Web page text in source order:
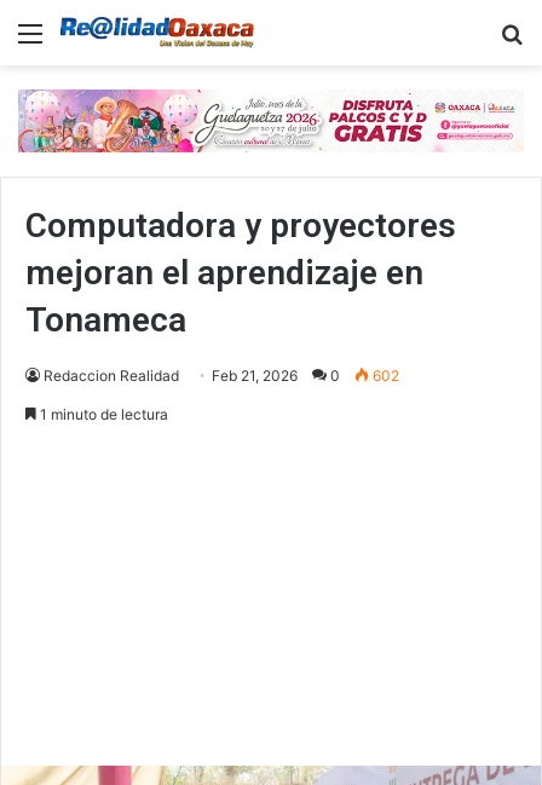
Menu
Computadora y proyectores
mejoran el aprendizaje en
Tonameca
Redaccion Realidad Feb 21, 2026 0 602
1 minuto de lectura